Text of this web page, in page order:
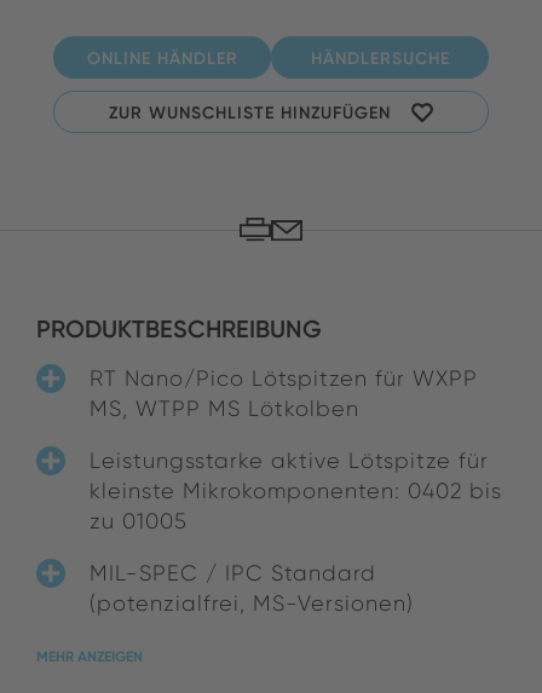
ONLINE HÄNDLER HÄNDLERSUCHE
ZUR WUNSCHLISTE HINZUFÜGEN
PRODUKTBESCHREIBUNG
RT Nano/Pico Lötspitzen für WXPP
MS, WTPP MS Lötkolben
Leistungsstarke aktive Lötspitze für
kleinste Mikrokomponenten: 0402 bis
zu 01005
MIL-SPEC / IPC Standard
(potenzialfrei, MS-Versionen)
MEHR ANZEIGEN